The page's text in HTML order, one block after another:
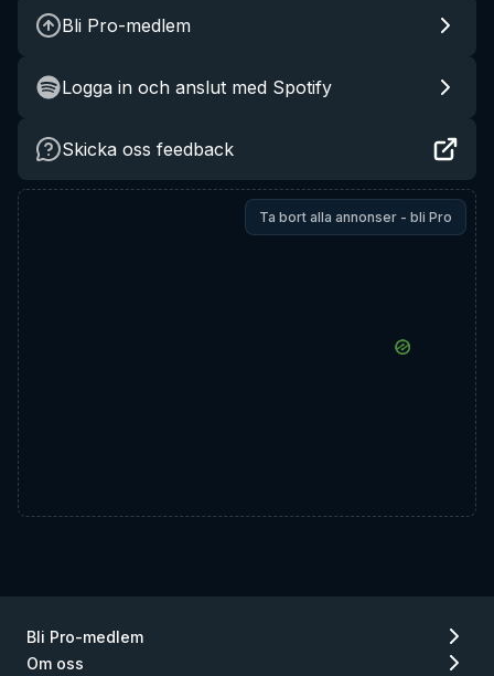
Bli Pro-medlem
Logga in och anslut med Spotify
Skicka oss feedback
Ta bort alla annonser - bli Pro
Bli Pro-medlem
Om oss